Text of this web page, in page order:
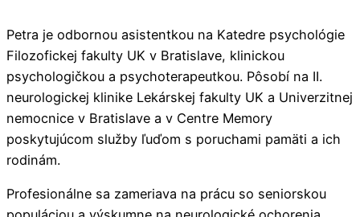
Petra je odbornou asistentkou na Katedre psychológie
Filozofickej fakulty UK v Bratislave, klinickou
psychologičkou a psychoterapeutkou. Pôsobí na II.
neurologickej klinike Lekárskej fakulty UK a Univerzitnej
nemocnice v Bratislave a v Centre Memory
poskytujúcom služby ľuďom s poruchami pamäti a ich
rodinám.
Profesionálne sa zameriava na prácu so seniorskou